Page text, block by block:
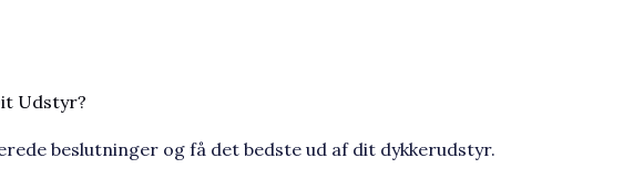
Udstyr?​
beslutninger og få det bedste ud af dit dykkerudstyr.​